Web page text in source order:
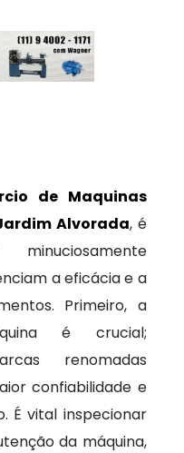
de Maquinas
Alvorada, é
a eficácia e a
Primeiro, a
é crucial;
renomadas
confiabilidade e
É vital inspecionar
da máquina,